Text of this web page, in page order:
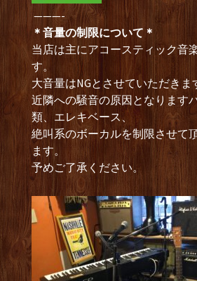
———-
＊音量の制限について＊
当店は主にアコースティック音
す。
大音量はNGとさせていただきま
近隣への騒音の原因となります
類、エレキベース、
絶叫系のボーカルを制限させて
ます。
予めご了承ください。